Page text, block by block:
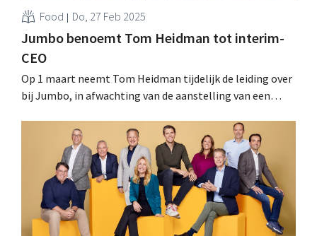
Food Do, 27 Feb 2025
Jumbo benoemt Tom Heidman tot interim-
CEO
Op 1 maart neemt Tom Heidman tijdelijk de leiding over
bij Jumbo, in afwachting van de aanstelling van een